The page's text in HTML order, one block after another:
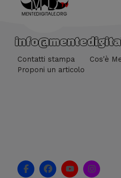
Contatti stampa
Cos'è
Proponi un articolo
F
a
F
a
Y
o
I
n